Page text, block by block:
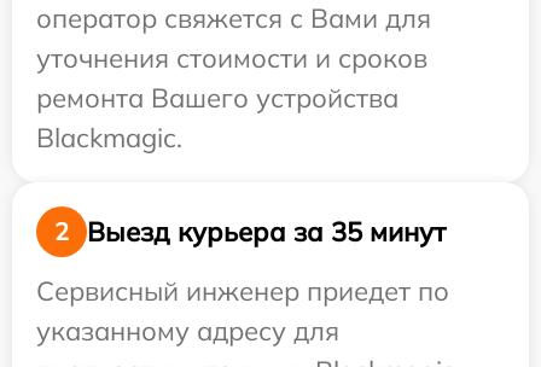
оператор свяжется с Вами для
уточнения стоимости и сроков
ремонта Вашего устройства
Blackmagic.
2
Выезд курьера за 35 минут
Сервисный инженер приедет по
указанному адресу для